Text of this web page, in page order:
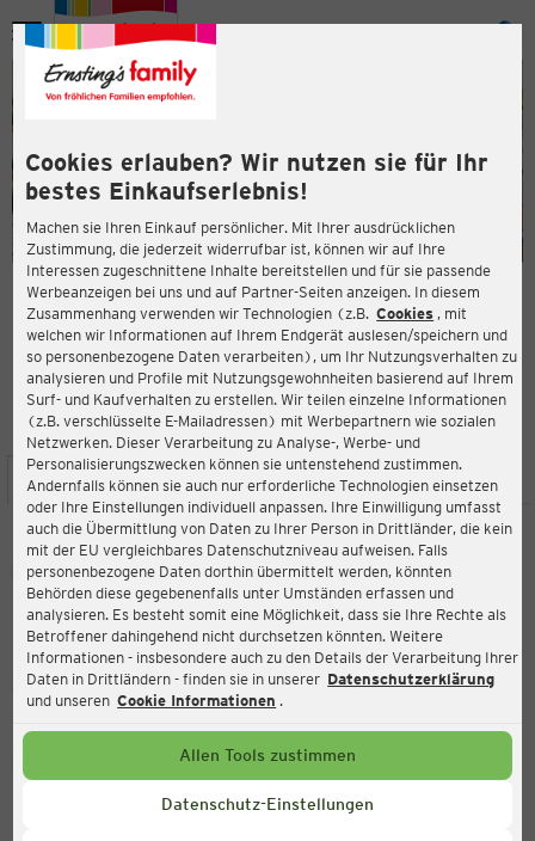
Cookies erlauben? Wir nutzen sie für Ihr
bestes Einkaufserlebnis!
Machen sie Ihren Einkauf persönlicher. Mit Ihrer ausdrücklichen
Zustimmung, die jederzeit widerrufbar ist, können wir auf Ihre
Interessen zugeschnittene Inhalte bereitstellen und für sie passende
Werbeanzeigen bei uns und auf Partner-Seiten anzeigen. In diesem
Zusammenhang verwenden wir Technologien (z.B. Cookies , mit
welchen wir Informationen auf Ihrem Endgerät auslesen/speichern und
so personenbezogene Daten verarbeiten), um Ihr Nutzungsverhalten zu
analysieren und Profile mit Nutzungsgewohnheiten basierend auf Ihrem
Surf- und Kaufverhalten zu erstellen. Wir teilen einzelne Informationen
(z.B. verschlüsselte E-Mailadressen) mit Werbepartnern wie sozialen
Netzwerken. Dieser Verarbeitung zu Analyse-, Werbe- und
Personalisierungszwecken können sie untenstehend zustimmen.
Andernfalls können sie auch nur erforderliche Technologien einsetzen
oder Ihre Einstellungen individuell anpassen. Ihre Einwilligung umfasst
auch die Übermittlung von Daten zu Ihrer Person in Drittländer, die kein
mit der EU vergleichbares Datenschutzniveau aufweisen. Falls
personenbezogene Daten dorthin übermittelt werden, könnten
Behörden diese gegebenenfalls unter Umständen erfassen und
analysieren. Es besteht somit eine Möglichkeit, dass sie Ihre Rechte als
Betroffener dahingehend nicht durchsetzen könnten. Weitere
Informationen - insbesondere auch zu den Details der Verarbeitung Ihrer
Daten in Drittländern - finden sie in unserer Datenschutzerklärung
und unseren Cookie Informationen .
Allen Tools zustimmen
Datenschutz-Einstellungen
Menü
ERNSTING'S FAMILY FILIALE
Markt 17
53518 Adenau
5,0
Bewertung:
STANDORT SERVICES SORTIMENT AKTIONEN
Ernsting's family
Markt 17, 53518 Adenau
Aktuell:
Geschlossen
Service Hotline
+49 (0) 2546 / 98 999 98